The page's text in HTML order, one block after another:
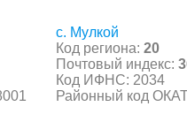
с. Мулкой
Код региона: 20
Почтовый индекс:
Код ИФНС: 2034
Районный код